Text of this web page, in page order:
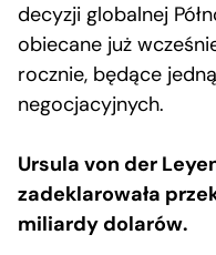
decyzji globalnej
obiecane już
rocznie, będące
negocjacyjnych.
Ursula von der
zadeklarowała
miliardy dolarów.